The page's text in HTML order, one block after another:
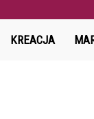
KREACJA